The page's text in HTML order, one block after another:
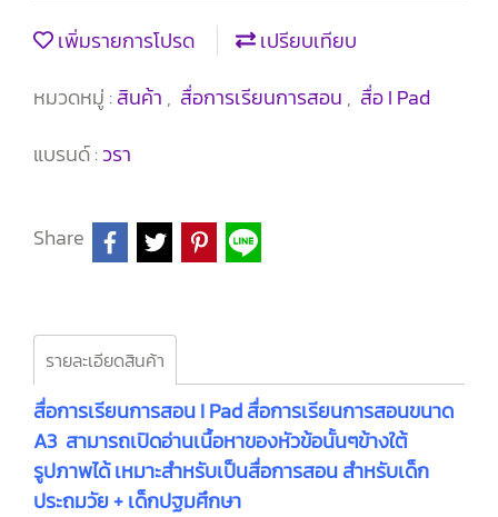
เพิ่มรายการโปรด
เปรียบเทียบ
หมวดหมู่ :สินค้า , สื่อการเรียนการสอน , สื่อ I Pad
แบรนด์ :วรา
Share
รายละเอียดสินค้า
สื่อการเรียนการสอน I Pad สื่อการเรียนการสอนขนาด
A3 สามารถเปิดอ่านเนื้อหาของหัวข้อนั้นๆข้างใต้
รูปภาพได้ เหมาะสำหรับเป็นสื่อการสอน สำหรับเด็ก
ประถมวัย + เด็กปฐมศึกษา